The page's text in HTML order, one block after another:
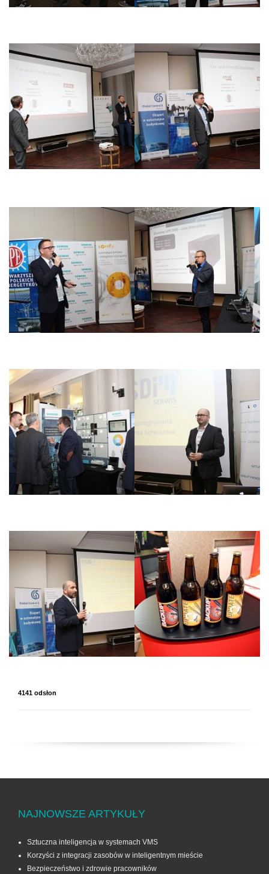
4141 odsłon
NAJNOWSZE ARTYKUŁY
Sztuczna inteligencja w systemach VMS
Korzyści z integracji zasobów w inteligentnym mieście
Bezpieczeństwo i zdrowie pracowników